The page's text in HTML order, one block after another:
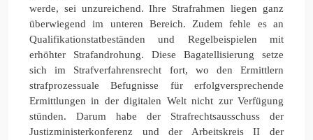
werde, sei unzureichend. Ihre Strafrahmen liegen ganz
überwiegend im unteren Bereich. Zudem fehle es an
Qualifikationstatbeständen und Regelbeispielen mit
erhöhter Strafandrohung. Diese Bagatellisierung setze
sich im Strafverfahrensrecht fort, wo den Ermittlern
strafprozessuale Befugnisse für erfolgversprechende
Ermittlungen in der digitalen Welt nicht zur Verfügung
stünden. Darum habe der Strafrechtsausschuss der
Justizministerkonferenz und der Arbeitskreis II der